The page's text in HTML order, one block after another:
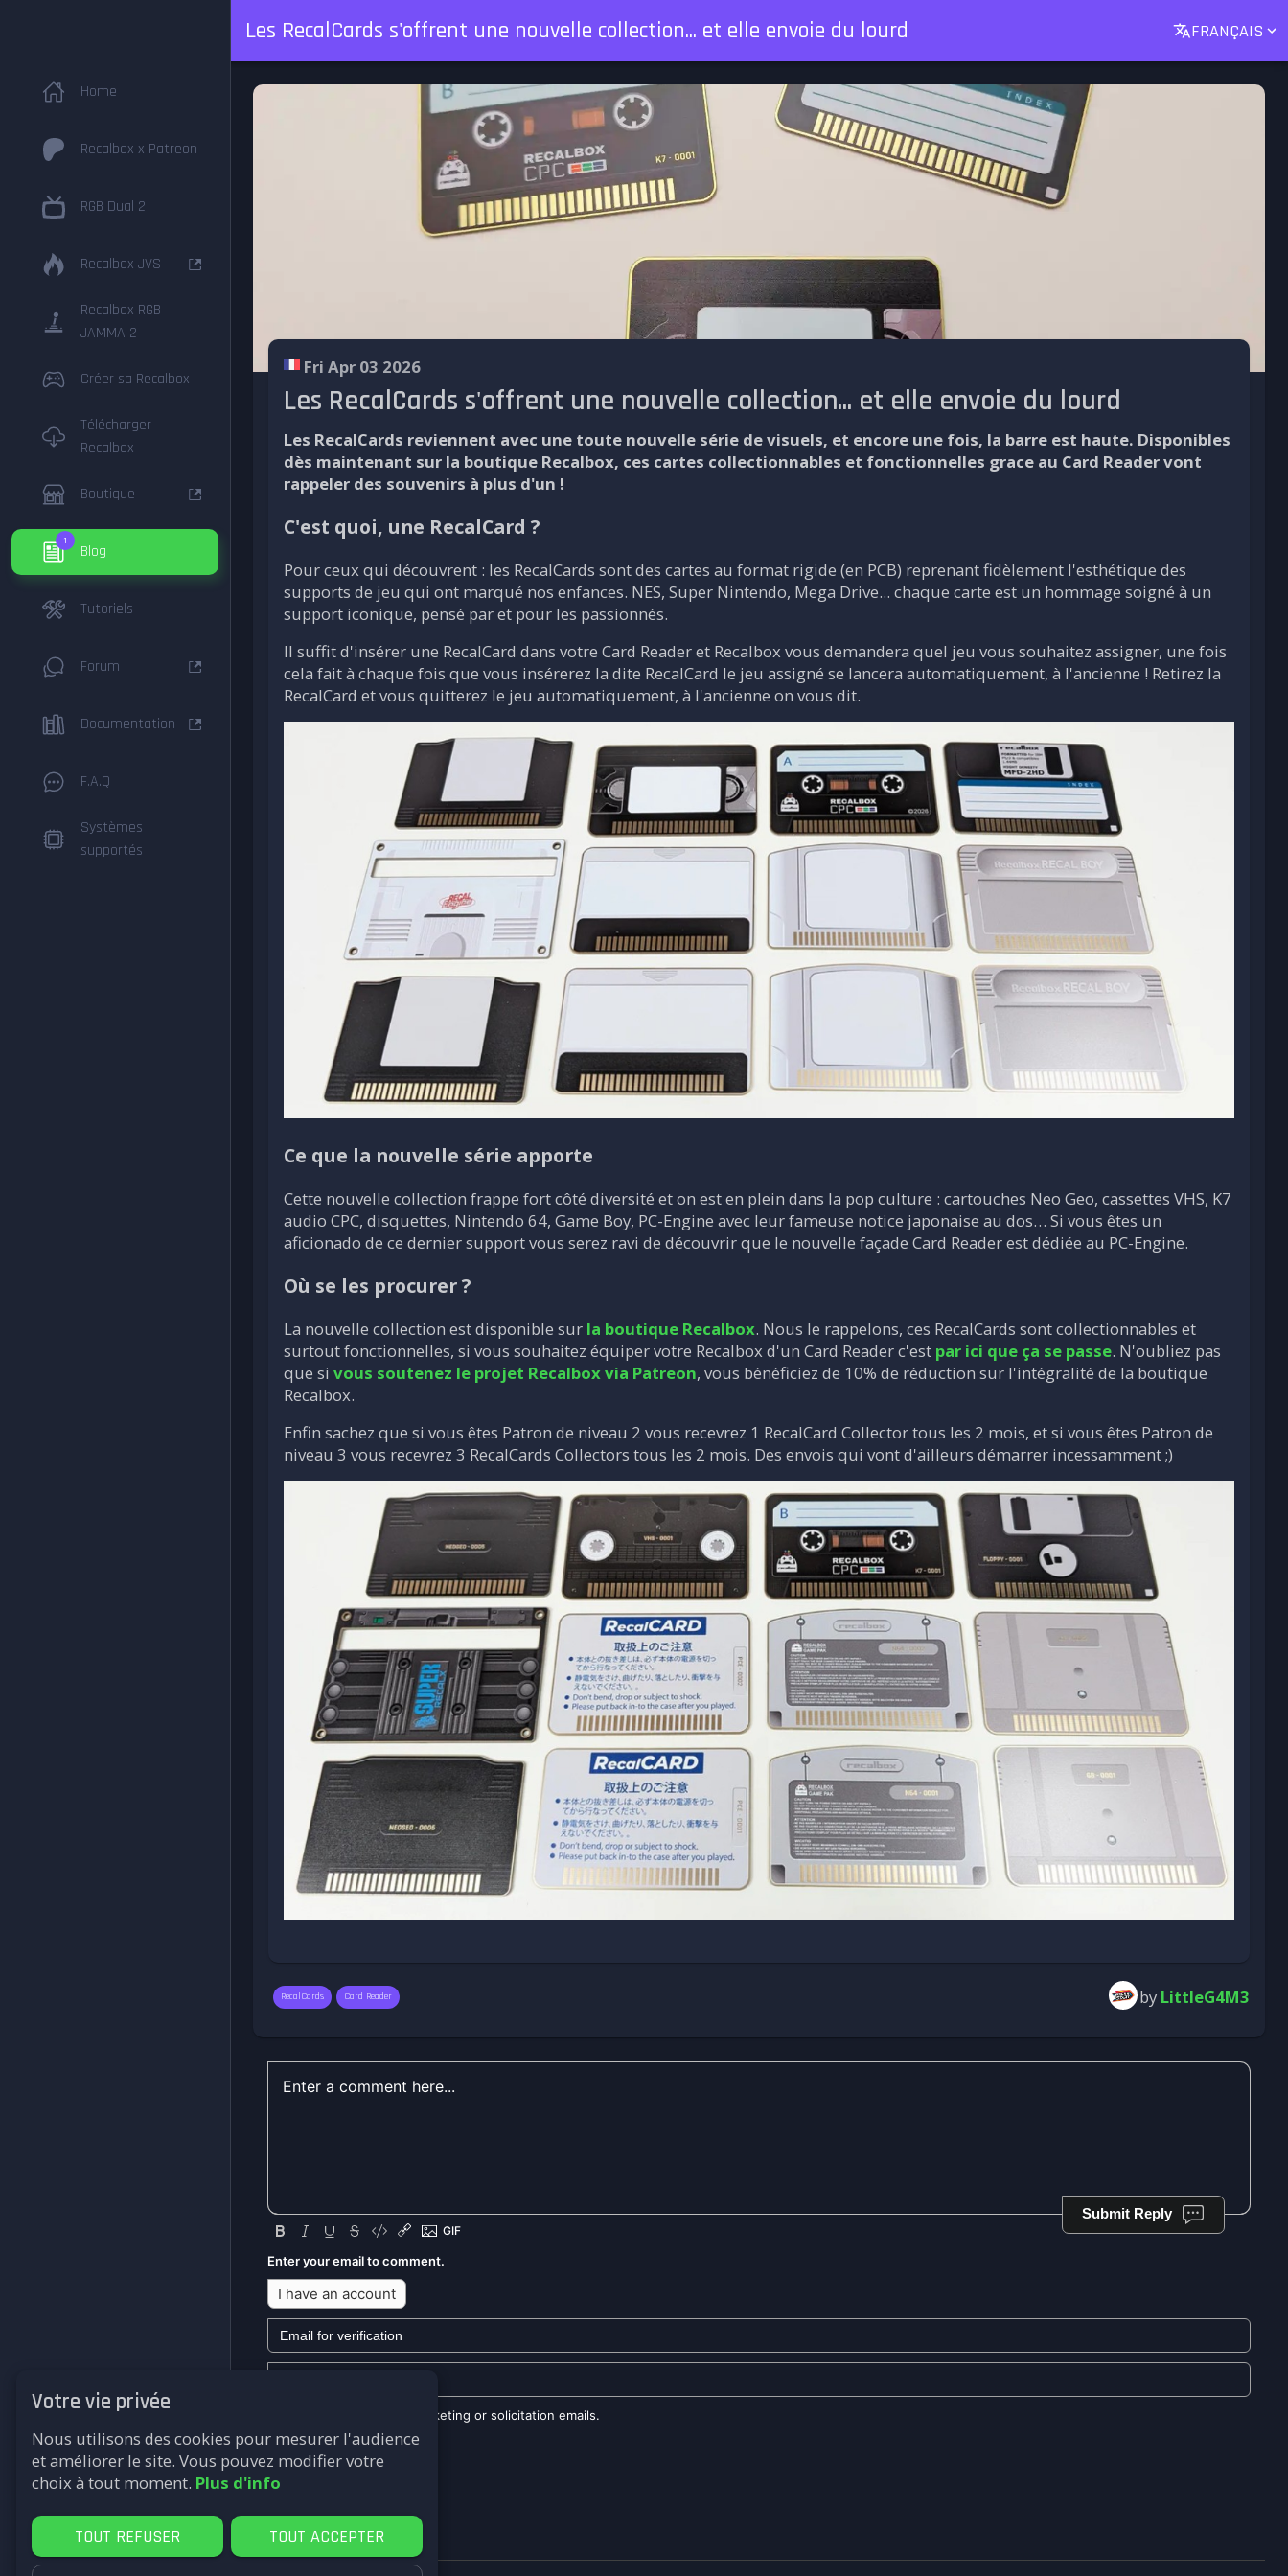
Votre vie privée
Nous utilisons des cookies pour mesurer l'audience
et améliorer le site. Vous pouvez modifier votre
choix à tout moment. Plus d'info
TOUT REFUSER TOUT ACCEPTER
Les RecalCards s'offrent une nouvelle collection... et elle envoie du lourd FRANÇAIS
Home
Recalbox x Patreon
RGB Dual 2
Recalbox JVS
Recalbox RGB
JAMMA 2
Créer sa Recalbox
Télécharger
Recalbox
Boutique
1
Blog
Tutoriels
Forum
Documentation
F.A.Q
Systèmes
supportés
Fri Apr 03 2026
Les RecalCards s'offrent une nouvelle collection... et elle envoie du lourd
Les RecalCards reviennent avec une toute nouvelle série de visuels, et encore une fois, la barre est haute. Disponibles
dès maintenant sur la boutique Recalbox, ces cartes collectionnables et fonctionnelles grace au Card Reader vont
rappeler des souvenirs à plus d'un !
C'est quoi, une RecalCard ?
Pour ceux qui découvrent : les RecalCards sont des cartes au format rigide (en PCB) reprenant fidèlement l'esthétique des
supports de jeu qui ont marqué nos enfances. NES, Super Nintendo, Mega Drive... chaque carte est un hommage soigné à un
support iconique, pensé par et pour les passionnés.
Il suffit d'insérer une RecalCard dans votre Card Reader et Recalbox vous demandera quel jeu vous souhaitez assigner, une fois
cela fait à chaque fois que vous insérerez la dite RecalCard le jeu assigné se lancera automatiquement, à l'ancienne ! Retirez la
RecalCard et vous quitterez le jeu automatiquement, à l'ancienne on vous dit.
Ce que la nouvelle série apporte
Cette nouvelle collection frappe fort côté diversité et on est en plein dans la pop culture : cartouches Neo Geo, cassettes VHS, K7
audio CPC, disquettes, Nintendo 64, Game Boy, PC-Engine avec leur fameuse notice japonaise au dos… Si vous êtes un
aficionado de ce dernier support vous serez ravi de découvrir que le nouvelle façade Card Reader est dédiée au PC-Engine.
Où se les procurer ?
La nouvelle collection est disponible sur la boutique Recalbox. Nous le rappelons, ces RecalCards sont collectionnables et
surtout fonctionnelles, si vous souhaitez équiper votre Recalbox d'un Card Reader c'est par ici que ça se passe. N'oubliez pas
que si vous soutenez le projet Recalbox via Patreon, vous bénéficiez de 10% de réduction sur l'intégralité de la boutique
Recalbox.
Enfin sachez que si vous êtes Patron de niveau 2 vous recevrez 1 RecalCard Collector tous les 2 mois, et si vous êtes Patron de
niveau 3 vous recevrez 3 RecalCards Collectors tous les 2 mois. Des envois qui vont d'ailleurs démarrer incessamment ;)
RecalCards Card Reader by LittleG4M3
Submit Reply
Enter your email to comment.
I have an account
We won't send you any marketing or solicitation emails.
Submit